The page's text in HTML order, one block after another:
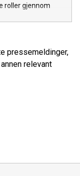
roller gjennom
pressemeldinger,
relevant